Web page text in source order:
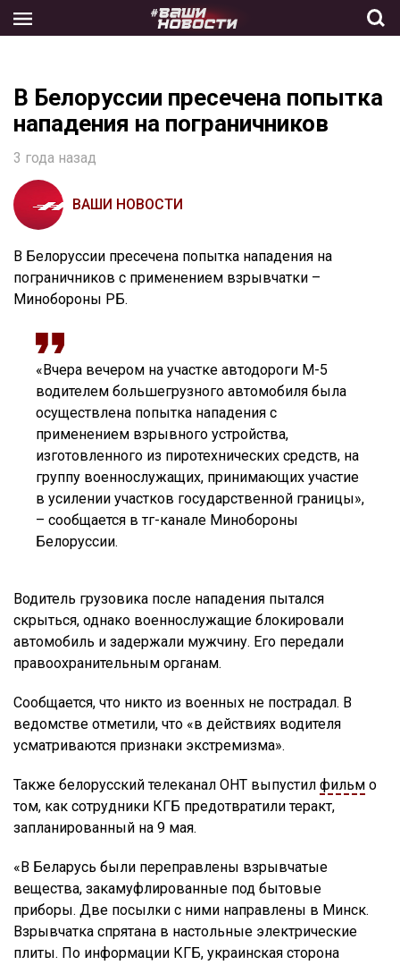
the
В Белоруссии пресечена попытка
нападения на пограничников
3 года назад
ВАШИ НОВОСТИ
В Белоруссии пресечена попытка нападения на
пограничников с применением взрывчатки –
Минобороны РБ.
«Вчера вечером на участке автодороги М-5
водителем большегрузного автомобиля была
осуществлена попытка нападения с
применением взрывного устройства,
изготовленного из пиротехнических средств, на
группу военнослужащих, принимающих участие
в усилении участков государственной границы»,
– сообщается в тг-канале Минобороны
Белоруссии.
Водитель грузовика после нападения пытался
скрыться, однако военнослужащие блокировали
автомобиль и задержали мужчину. Его передали
правоохранительным органам.
Сообщается, что никто из военных не пострадал. В
ведомстве отметили, что «в действиях водителя
усматриваются признаки экстремизма».
Также белорусский телеканал ОНТ выпустил фильм о
том, как сотрудники КГБ предотвратили теракт,
запланированный на 9 мая.
«В Беларусь были переправлены взрывчатые
вещества, закамуфлированные под бытовые
приборы. Две посылки с ними направлены в Минск.
Взрывчатка спрятана в настольные электрические
плиты. По информации КГБ, украинская сторона